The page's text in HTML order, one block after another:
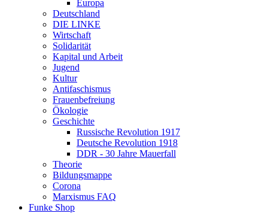
Europa
Deutschland
DIE LINKE
Wirtschaft
Solidarität
Kapital und Arbeit
Jugend
Kultur
Antifaschismus
Frauenbefreiung
Ökologie
Geschichte
Russische Revolution 1917
Deutsche Revolution 1918
DDR - 30 Jahre Mauerfall
Theorie
Bildungsmappe
Corona
Marxismus FAQ
Funke Shop